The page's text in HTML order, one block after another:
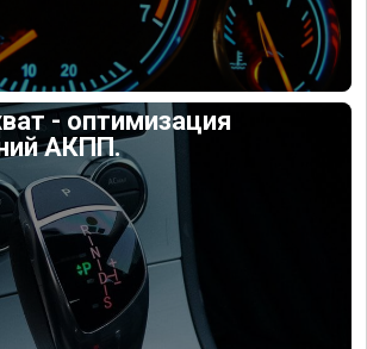
- оптимизация
АКПП.